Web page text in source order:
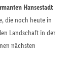
Hansestadt
die noch heute in
Landschaft in der
nächsten